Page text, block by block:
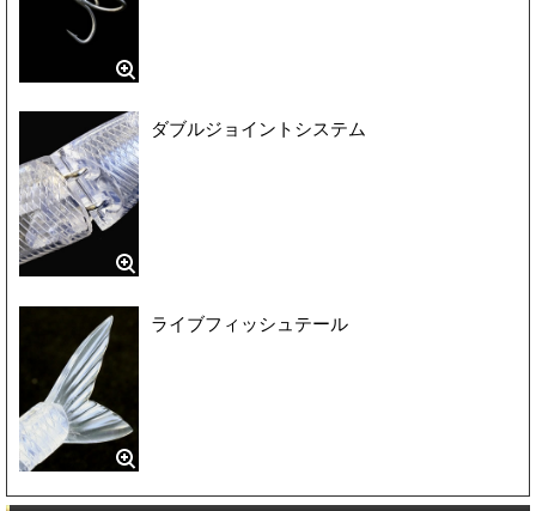
ダブルジョイントシステム
ライブフィッシュテール